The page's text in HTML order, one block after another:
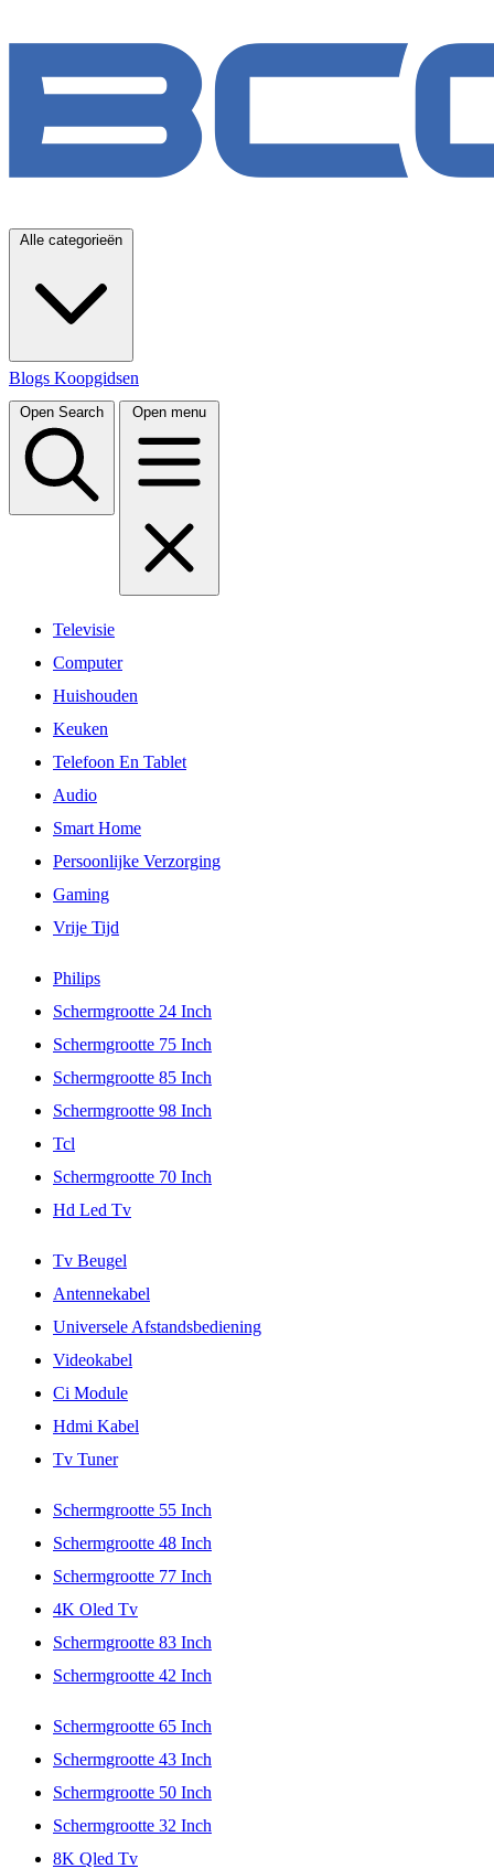
Alle categorieën
Blogs Koopgidsen
Open Search Open menu
Televisie
Computer
Huishouden
Keuken
Telefoon En Tablet
Audio
Smart Home
Persoonlijke Verzorging
Gaming
Vrije Tijd
Philips
Schermgrootte 24 Inch
Schermgrootte 75 Inch
Schermgrootte 85 Inch
Schermgrootte 98 Inch
Tcl
Schermgrootte 70 Inch
Hd Led Tv
Tv Beugel
Antennekabel
Universele Afstandsbediening
Videokabel
Ci Module
Hdmi Kabel
Tv Tuner
Schermgrootte 55 Inch
Schermgrootte 48 Inch
Schermgrootte 77 Inch
4K Oled Tv
Schermgrootte 83 Inch
Schermgrootte 42 Inch
Schermgrootte 65 Inch
Schermgrootte 43 Inch
Schermgrootte 50 Inch
Schermgrootte 32 Inch
8K Qled Tv